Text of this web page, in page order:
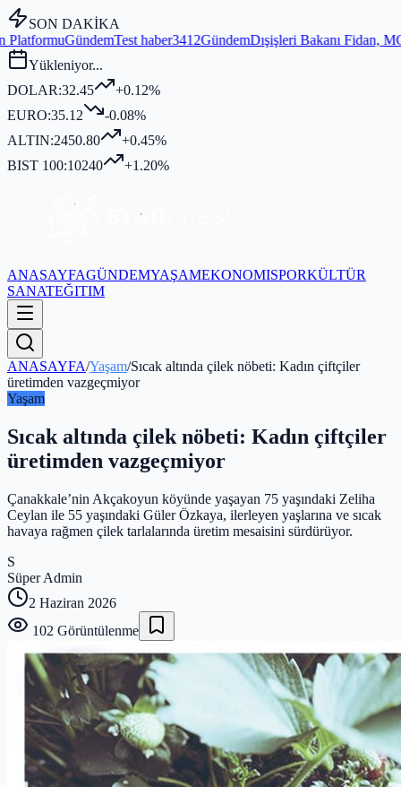
SON DAKİKA
Test haber3412GündemDışişleri Bakanı Fidan, MGK Genel
Yükleniyor...
DOLAR:32.45
+0.12%
EURO:35.12
-0.08%
ALTIN:2450.80
+0.45%
BIST 100:10240 +1.20%
ANASAYFAGÜNDEMYAŞAMEKONOMISPORKÜLTÜR
SANATEĞITIM
ANASAYFA/Yaşam/Sıcak altında çilek nöbeti: Kadın çiftçiler
üretimden vazgeçmiyor
Yaşam
Sıcak altında çilek nöbeti: Kadın çiftçiler
üretimden vazgeçmiyor
Çanakkale’nin Akçakoyun köyünde yaşayan 75 yaşındaki Zeliha
Ceylan ile 55 yaşındaki Güler Özkaya, ilerleyen yaşlarına ve sıcak
havaya rağmen çilek tarlalarında üretim mesaisini sürdürüyor.
S
Süper Admin
2 Haziran 2026
102 Görüntülenme